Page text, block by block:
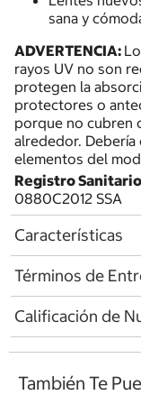
sana y
ADVERTENCIA:
rayos UV no son
protegen la
protectores o
porque no cubren
alrededor.
elementos del
Registro
0880C2012 SSA
Características
Términos de
Calificación de
También Te